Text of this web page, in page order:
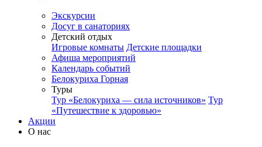
Экскурсии
Досуг в санаториях
Детский отдых
Игровые комнаты Детские площадки
Афиша мероприятий
Календарь событий
Белокуриха Горная
Туры
Тур «Белокуриха — сила источников» Тур
«Путешествие к здоровью»
Акции
О нас